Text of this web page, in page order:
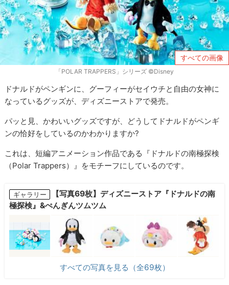
すべての画像
「POLAR TRAPPERS」シリーズ ©Disney
ドナルドがペンギンに、グーフィーがセイウチと自由の女神に
なっているグッズが、ディズニーストアで発売。
パッと見、かわいいグッズですが、どうしてドナルドがペンギ
ンの恰好をしているのかわかりますか?
これは、短編アニメーション作品である『ドナルドの南極探検
（Polar Trappers）』をモチーフにしているのです。
ギャラリー
【写真69枚】ディズニーストア『ドナルドの南
極探検』&ぺんぎんツムツム
すべての写真を見る（全69枚）